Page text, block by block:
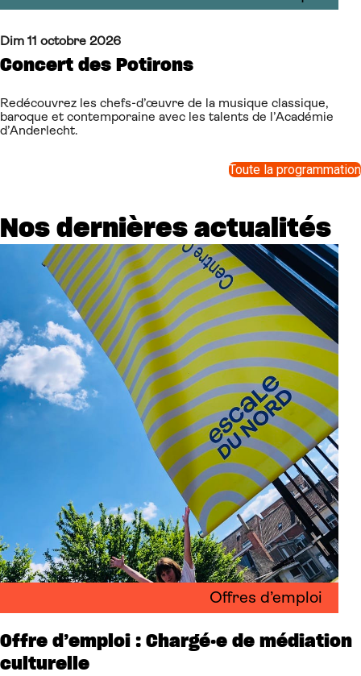
Dim 11 octobre 2026
Concert des Potirons
Redécouvrez les chefs-d’œuvre de la musique classique,
baroque et contemporaine avec les talents de l’Académie
d’Anderlecht.
Toute la programmation
Nos dernières actualités
Offres d’emploi
Offre d’emploi : Chargé·e de médiation
culturelle